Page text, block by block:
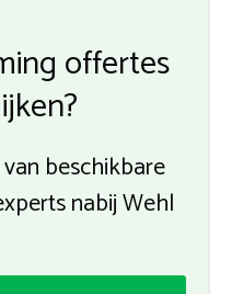
offertes
beschikbare
nabij Wehl